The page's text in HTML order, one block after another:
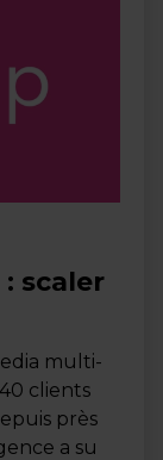
scaler
multi-
clients
près
a su